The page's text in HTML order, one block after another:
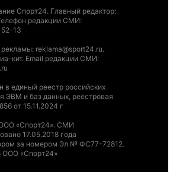
Спорт24. Главный редактор:
редакции СМИ:
13
: reklama@sport24.ru.
кит. Email редакции СМИ:
в единый реестр российских
ЭВМ и баз данных, реестровая
от 15.11.2024 г
ООО «Спорт24». СМИ
17.05.2018 года
за номером Эл № ФС77-72812.
ООО «Спорт24»